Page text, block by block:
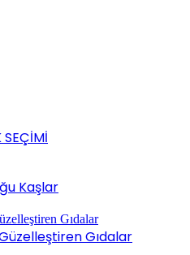
SEÇİMİ
Kaşlar
Gıdalar